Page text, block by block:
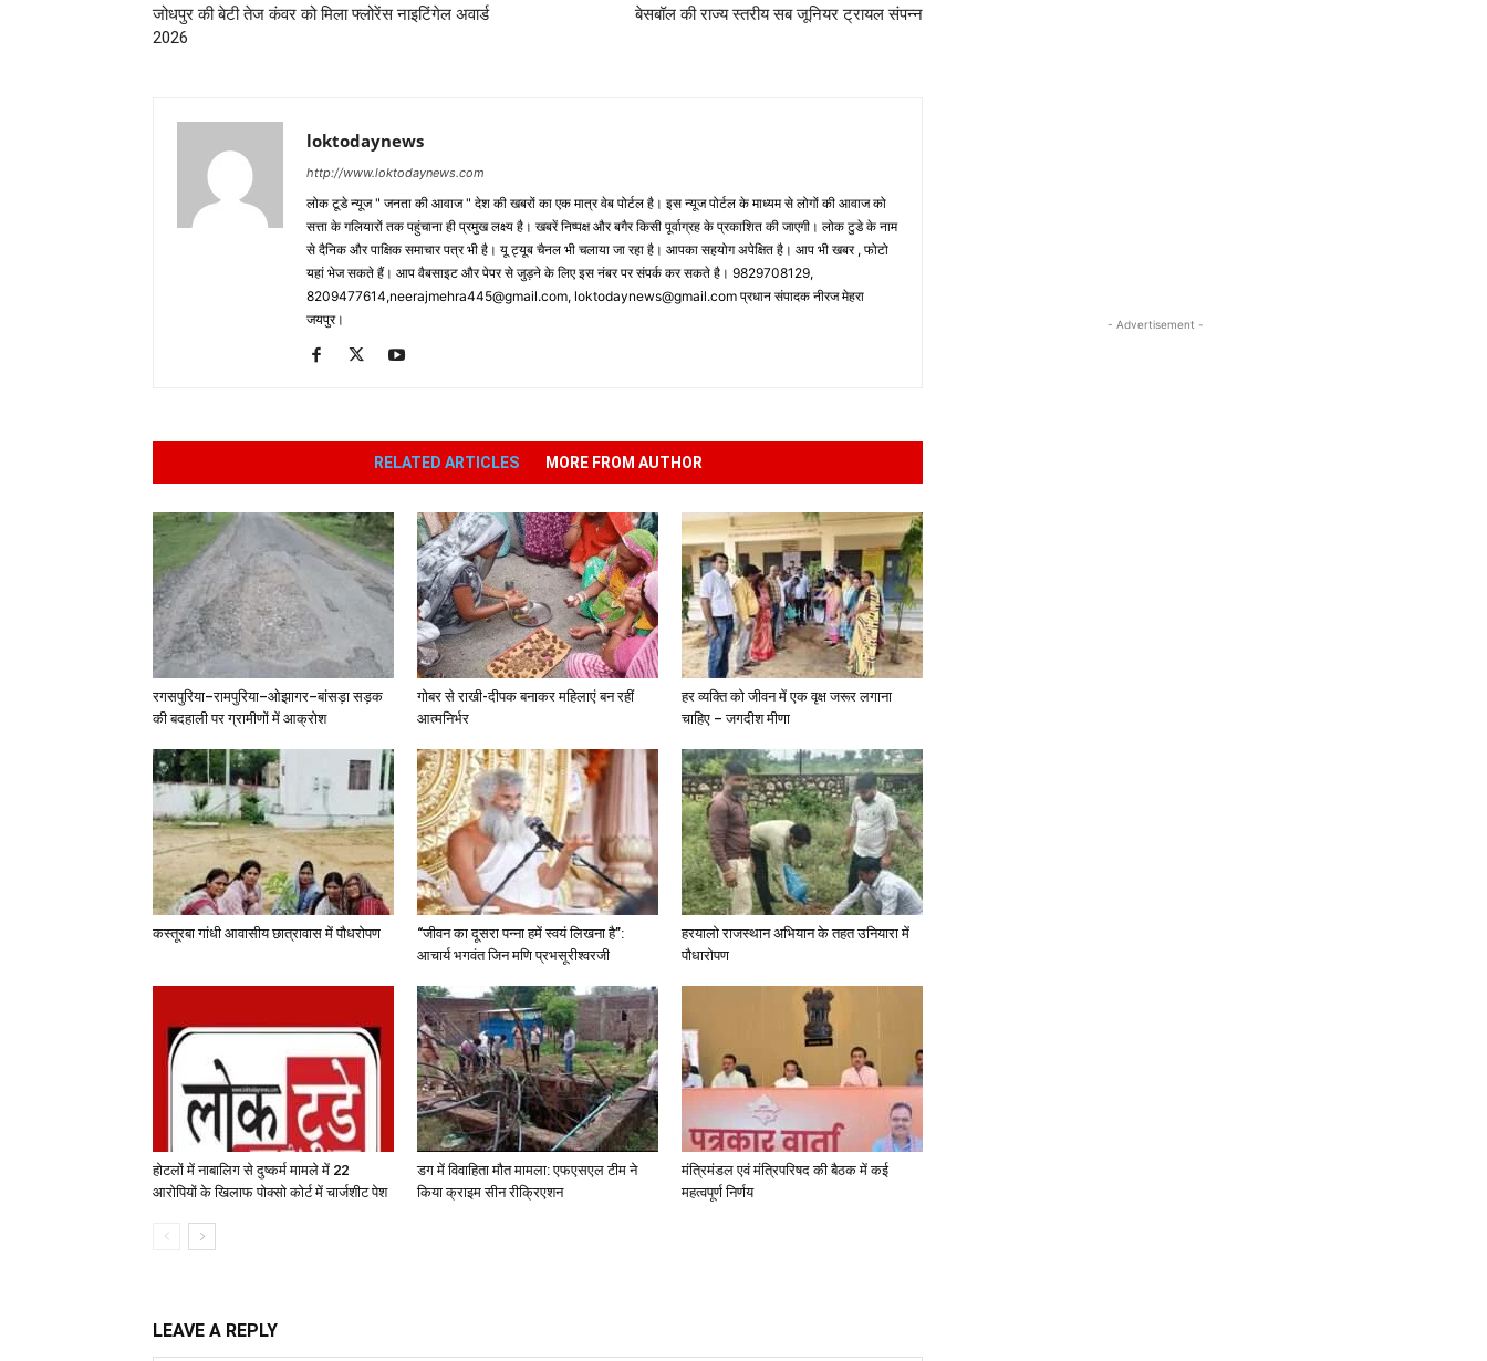
जोधपुर की बेटी तेज कंवर को मिला फ्लोरेंस नाइटिंगेल अवार्ड
2026
बेसबॉल की राज्य स्तरीय सब जूनियर ट्रायल संपन्न
loktodaynews
http://www.loktodaynews.com
लोक टूडे न्यूज " जनता की आवाज " देश की खबरों का एक मात्र वेब पोर्टल है। इस न्यूज पोर्टल के माध्यम से लोगों की आवाज को
सत्ता के गलियारों तक पहुंचाना ही प्रमुख लक्ष्य है। खबरें निष्पक्ष और बगैर किसी पूर्वाग्रह के प्रकाशित की जाएगी। लोक टुडे के नाम
से दैनिक और पाक्षिक समाचार पत्र भी है। यू ट्यूब चैनल भी चलाया जा रहा है। आपका सहयोग अपेक्षित है। आप भी खबर , फोटो
यहां भेज सकते हैं। आप वैबसाइट और पेपर से जुड़ने के लिए इस नंबर पर संपर्क कर सकते है। 9829708129,
8209477614,neerajmehra445@gmail.com, loktodaynews@gmail.com प्रधान संपादक नीरज मेहरा
जयपुर।
RELATED ARTICLES MORE FROM AUTHOR
रगसपुरिया–रामपुरिया–ओझागर–बांसड़ा सड़क
की बदहाली पर ग्रामीणों में आक्रोश
गोबर से राखी-दीपक बनाकर महिलाएं बन रहीं
आत्मनिर्भर
हर व्यक्ति को जीवन में एक वृक्ष जरूर लगाना
चाहिए – जगदीश मीणा
कस्तूरबा गांधी आवासीय छात्रावास में पौधरोपण
“जीवन का दूसरा पन्ना हमें स्वयं लिखना है”:
आचार्य भगवंत जिन मणि प्रभसूरीश्वरजी
हरयालो राजस्थान अभियान के तहत उनियारा में
पौधारोपण
होटलों में नाबालिग से दुष्कर्म मामले में 22
आरोपियों के खिलाफ पोक्सो कोर्ट में चार्जशीट पेश
डग में विवाहिता मौत मामला: एफएसएल टीम ने
किया क्राइम सीन रीक्रिएशन
मंत्रिमंडल एवं मंत्रिपरिषद की बैठक में कई
महत्वपूर्ण निर्णय
LEAVE A REPLY
- Advertisement -